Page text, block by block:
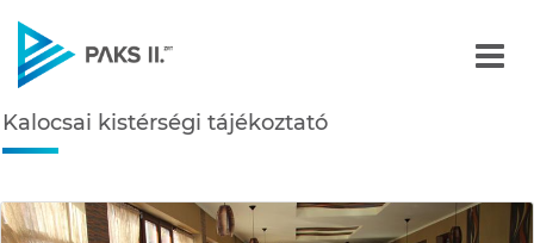
Navigáció
Kalocsai kistérségi
Kalocsai kistérségi tájékoztató